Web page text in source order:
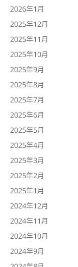
2026年1月
2025年12月
2025年11月
2025年10月
2025年9月
2025年8月
2025年7月
2025年6月
2025年5月
2025年4月
2025年3月
2025年2月
2025年1月
2024年12月
2024年11月
2024年10月
2024年9月